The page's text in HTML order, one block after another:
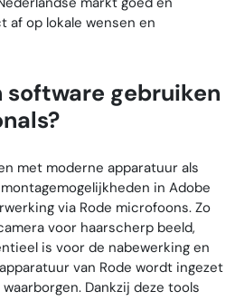
op lokale wensen en
software gebruiken
met moderne apparatuur als
in Adobe
via Rode microfoons. Zo
voor haarscherp beeld,
is voor de nabewerking en
van Rode wordt ingezet
Dankzij deze tools